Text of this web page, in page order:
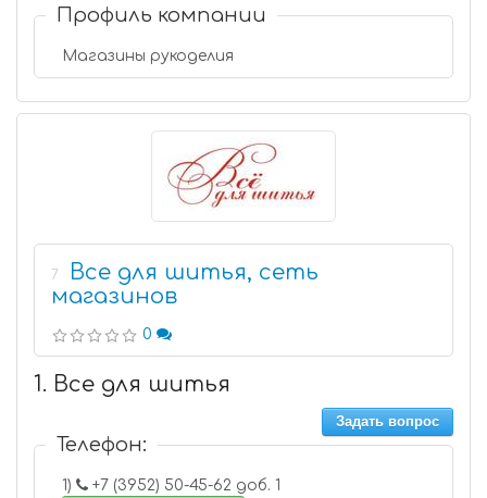
Профиль компании
Магазины рукоделия
7
Все для шитья, сеть
магазинов
0
1. Все для шитья
Задать вопрос
Телефон:
1)
+7 (3952) 50-45-62 доб. 1